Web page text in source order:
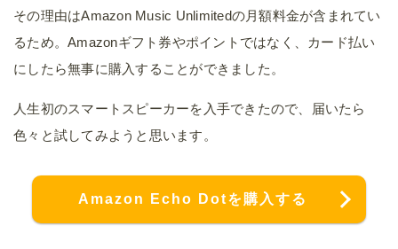
その理由はAmazon Music Unlimitedの月額料金が含まれてい
るため。Amazonギフト券やポイントではなく、カード払い
にしたら無事に購入することができました。
人生初のスマートスピーカーを入手できたので、届いたら
色々と試してみようと思います。
Amazon Echo Dotを購入する